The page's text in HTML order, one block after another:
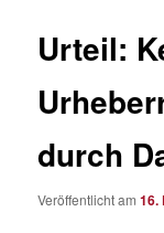
Urteil:
durch
Veröffentlicht am16.